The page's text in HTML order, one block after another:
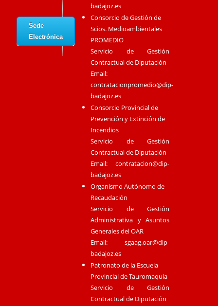
Sede
Electrónica
badajoz.es
Consorcio de Gestión de
Scios. Medioambientales
PROMEDIO
Servicio de Gestión
Contractual de Diputación
Email:
contratacionpromedio@dip-
badajoz.es
Consorcio Provincial de
Prevención y Extinción de
Incendios
Servicio de Gestión
Contractual de Diputación
Email:contratacion@dip-
badajoz.es
Organismo Autónomo de
Recaudación
Servicio de Gestión
Administrativa y Asuntos
Generales del OAR
Email:sgaag.oar@dip-
badajoz.es
Patronato de la Escuela
Provincial de Tauromaquia
Servicio de Gestión
Contractual de Diputación